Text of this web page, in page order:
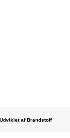
af Brandstoff